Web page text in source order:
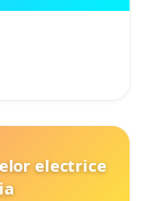
electrice